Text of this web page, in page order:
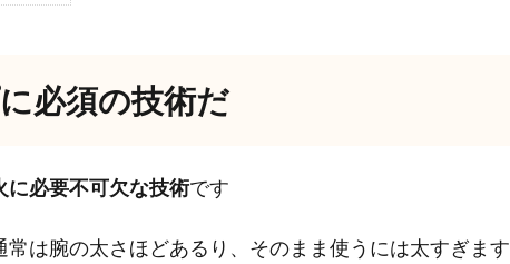
必須の技術だ
に必要不可欠な技術です
は腕の太さほどあるり、そのまま使うには太すぎます